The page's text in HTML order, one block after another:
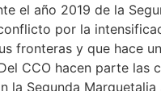
el año 2019 de la
por la
fronteras y que hace
CCO hacen parte las
la Segunda